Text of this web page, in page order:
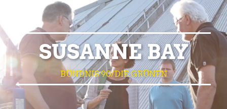
SUSANNE BAY
BÜNDNIS 90/DIE GRÜNEN